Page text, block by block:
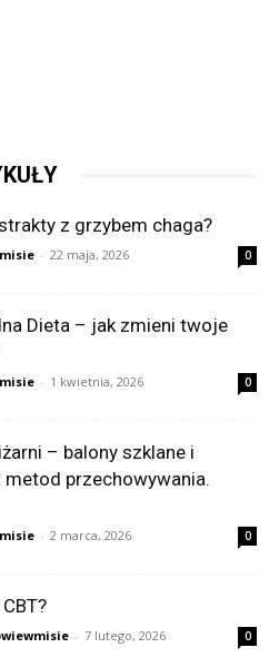
z grzybem chaga?
- 22 maja, 2026 0
Dieta – jak zmieni twoje
- 1 kwietnia, 2026 0
– balony szklane i
przechowywania.
- 2 marca, 2026 0
- 7 lutego, 2026 0